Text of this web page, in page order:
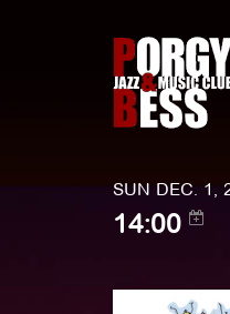
SUN DEC. 1,
14:00